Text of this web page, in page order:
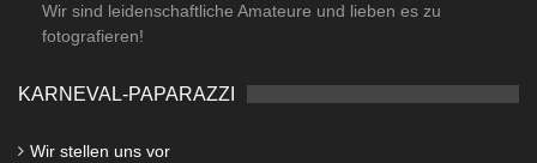
Wir sind leidenschaftliche Amateure und lieben es zu
fotografieren!
KARNEVAL-PAPARAZZI
Wir stellen uns vor